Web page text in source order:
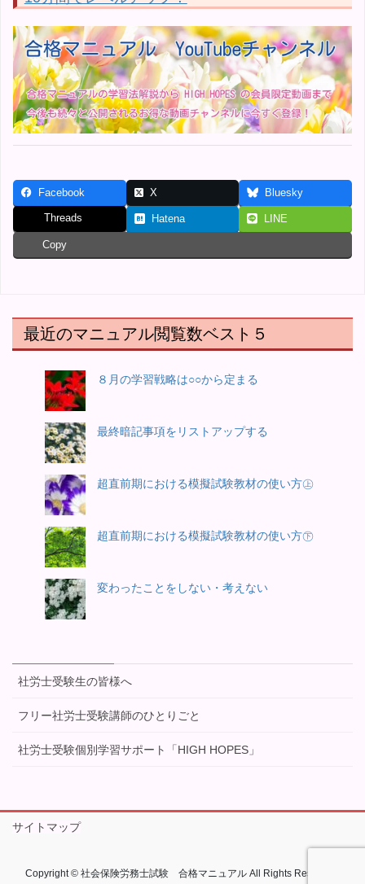
Facebook X Bluesky
Threads Hatena LINE
Copy
最近のマニュアル閲覧数ベスト５
８月の学習戦略は○○から定まる
最終暗記事項をリストアップする
超直前期における模擬試験教材の使い方㊤
超直前期における模擬試験教材の使い方㊦
変わったことをしない・考えない
社労士受験生の皆様へ
フリー社労士受験講師のひとりごと
社労士受験個別学習サポート「HIGH HOPES」
サイトマップ
Copyright © 社会保険労務士試験 合格マニュアル All Rights Reserved.